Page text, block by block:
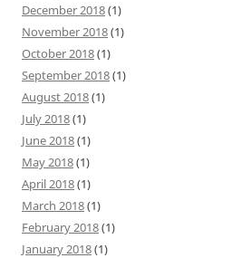
December 2018(1)
November 2018(1)
October 2018(1)
September 2018(1)
August 2018(1)
July 2018(1)
June 2018(1)
May 2018(1)
April 2018(1)
March 2018(1)
February 2018(1)
January 2018(1)